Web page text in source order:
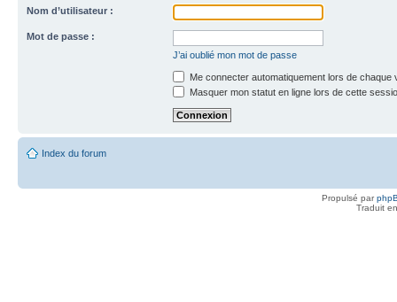
Nom d’utilisateur :
Mot de passe :
J’ai oublié mon mot de passe
Me connecter automatiquement lors de chaque
Masquer mon statut en ligne lors de cette
Index du forum
Propulsé par
Traduit